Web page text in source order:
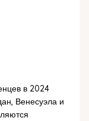
в 2024
Венесуэла и